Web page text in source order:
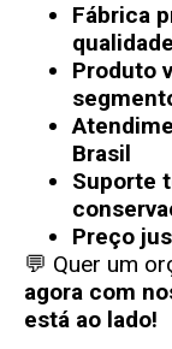
Fábrica
Produto
Brasil
Suporte
Preço
💬 Quer um
agora com
está ao lado!